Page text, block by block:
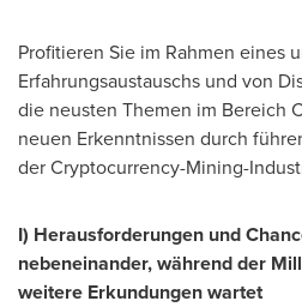
Profitieren Sie im Rahmen eines
Erfahrungsaustauschs und von
die neusten Themen im Bereich
neuen Erkenntnissen durch
der Cryptocurrency-Mining-
I) Herausforderungen und
nebeneinander, während der
weitere Erkundungen wartet